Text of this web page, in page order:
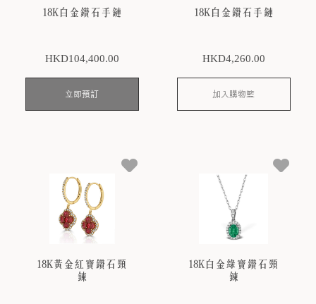
18K白金鑽石手鏈
HKD104,400.00
立即預訂
18K白金鑽石手鏈
HKD4,260.00
加入購物籃
18K黃金紅寶鑽石頸
鍊
18K白金綠寶鑽石頸
鍊